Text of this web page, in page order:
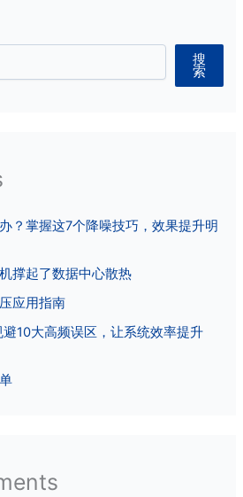
搜
索
？掌握这7个降噪技巧，效果提升明
撑起了数据中心散热
应用指南
10大高频误区，让系统效率提升